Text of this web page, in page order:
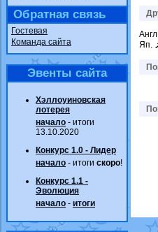
Обратная связь
Гостевая
Команда сайта
Эвенты сайта
Хэллоуиновская
лотерея
начало - итоги
13.10.2020
Конкурс 1.0 - Лидер
начало - итоги скоро!
Конкурс 1.1 -
Эволюция
начало - итоги
Яп.